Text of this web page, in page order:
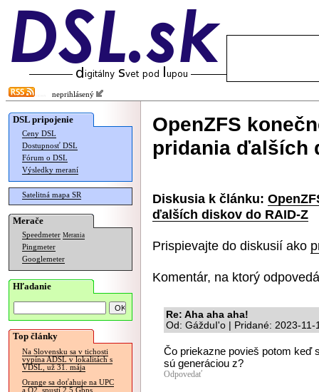
neprihlásený
DSL pripojenie
Ceny DSL
Dostupnosť DSL
Fórum o DSL
Výsledky meraní
Satelitná mapa SR
Merače
Speedmeter Merania
Pingmeter
Googlemeter
Hľadanie
Top články
Na Slovensku sa v tichosti
vypína ADSL v lokalitách s
VDSL, už 31. mája
Orange sa doťahuje na UPC
a O2, spustí 2.5 Gbps
OpenZFS
pridania ďalších
Diskusia k článku:
ďalších diskov do RAID-Z
Prispievajte do diskusií ako
Komentár, na ktorý
Re: Aha aha aha!
Od: GážduI'o | Pridané: 2023-11-
Čo priekazne povieš potom keď
sú generáciou z?
Odpovedať